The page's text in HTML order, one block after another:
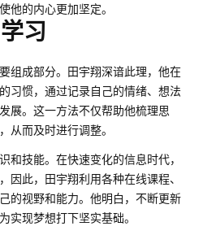
他的内心更加坚定。
习
组成部分。田宇翔深谙此理，他在
习惯，通过记录自己的情绪、想法
展。这一方法不仅帮助他梳理思
从而及时进行调整。
和技能。在快速变化的信息时代，
因此，田宇翔利用各种在线课程、
的视野和能力。他明白，不断更新
实现梦想打下坚实基础。